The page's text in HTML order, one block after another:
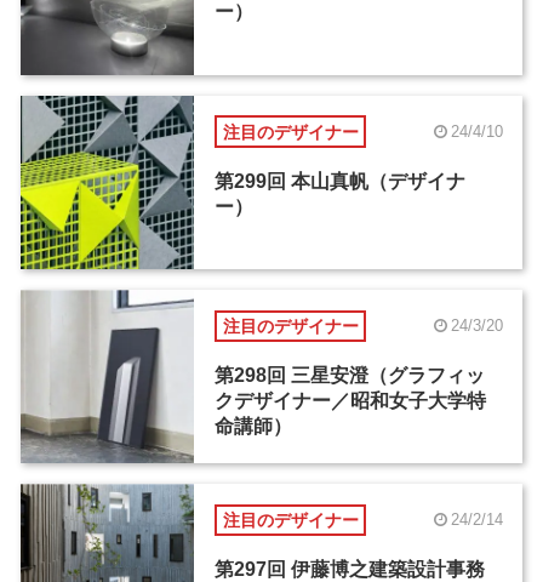
ー）
注目のデザイナー 24/4/10
第299回 本山真帆（デザイナ
ー）
注目のデザイナー 24/3/20
第298回 三星安澄（グラフィッ
クデザイナー／昭和女子大学特
命講師）
注目のデザイナー 24/2/14
第297回 伊藤博之建築設計事務